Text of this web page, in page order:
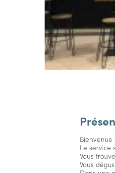
Bienvenue
Le service
Vous
Vous